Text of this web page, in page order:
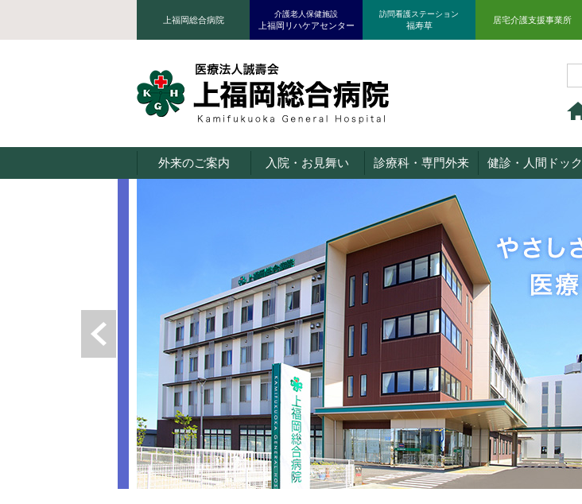
上福岡総合病院
介護老人保健施設
上福岡リハケアセンター
訪問看護ステーション
福寿草
居宅介護支援事業所
外来のご案内 入院・お見舞い 診療科・専門外来 健診・人間ドック